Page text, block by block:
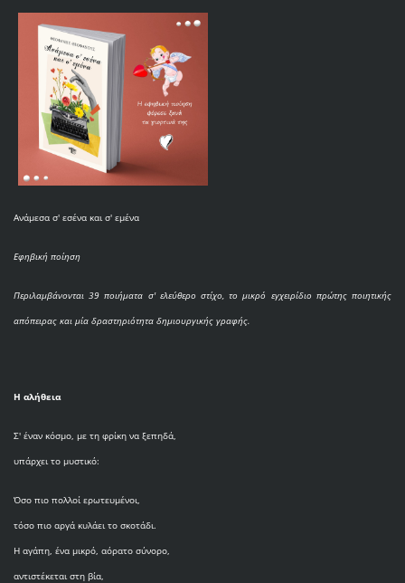
Ανάμεσα σ' εσένα και σ' εμένα
Εφηβική ποίηση
Περιλαμβάνονται 39 ποιήματα σ' ελεύθερο στίχο, το μικρό εγχειρίδιο πρώτης ποιητικής
απόπειρας και μία δραστηριότητα δημιουργικής γραφής.
Η αλήθεια
Σ' έναν κόσμο, με τη φρίκη να ξεπηδά,
υπάρχει το μυστικό:
Όσο πιο πολλοί ερωτευμένοι,
τόσο πιο αργά κυλάει το σκοτάδι.
Η αγάπη, ένα μικρό, αόρατο σύνορο,
αντιστέκεται στη βία,